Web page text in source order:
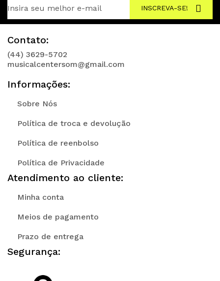
INSCREVA-SE!
Contato:
(44) 3629-5702
musicalcentersom@gmail.com
Informações:
Sobre Nós
Política de troca e devolução
Política de reenbolso
Política de Privacidade
Atendimento ao cliente:
Minha conta
Meios de pagamento
Prazo de entrega
Segurança: